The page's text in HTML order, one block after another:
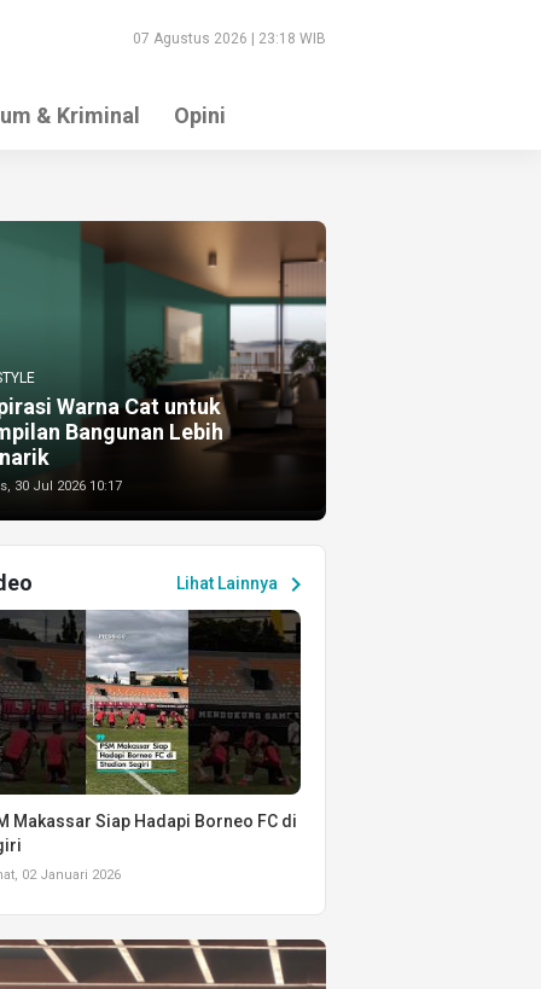
07 Agustus 2026 | 23:18 WIB
& Kriminal Opini
Warna Cat untuk
Bangunan Lebih
30 Jul 2026 10:17
Lihat Lainnya chevron_right
Makassar Siap Hadapi Borneo FC di
02 Januari 2026